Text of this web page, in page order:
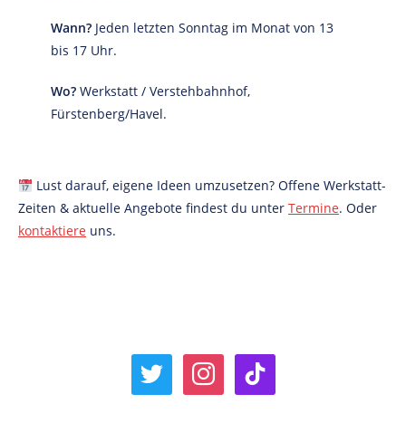
Wann? Jeden letzten Sonntag im Monat von 13
bis 17 Uhr.
Wo? Werkstatt / Verstehbahnhof,
Fürstenberg/Havel.
Lust darauf, eigene Ideen umzusetzen? Offene Werkstatt-
Zeiten & aktuelle Angebote findest du unter Termine. Oder
kontaktiere uns.
twitter instagram tiktok